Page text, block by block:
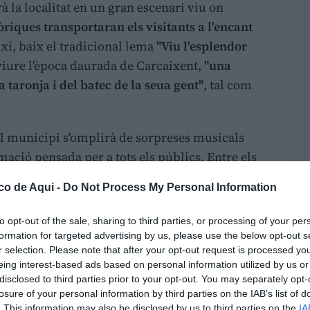
de Aqui - Do Not Process My Personal Information
opt-out of the sale, sharing to third parties, or processing of your
for targeted advertising by us, please use the below opt-out
selection. Please note that after your opt-out request is processed
interest-based ads based on personal information utilized by us
to third parties prior to your opt-out. You may separately
of your personal information by third parties on the IAB’s list of
la localitat en un gran escenari viu on
transportaran els visitants a l'encant
baix el tradicional lema "Viu l'esplendor
l'època daurada de Carcaixent, "una
i del batec de la seua gent", tal com
municipi s'omplirà de sorpreses musicals
pensada per a tots els públics. Entre els
edificis històrics de la ciutat, obrint les
com es vivia durant l'esplendor
amb acuradesrecreacions
en els tradicionals trenets per a visitar
tallers interactius i lúdics , pensats tant